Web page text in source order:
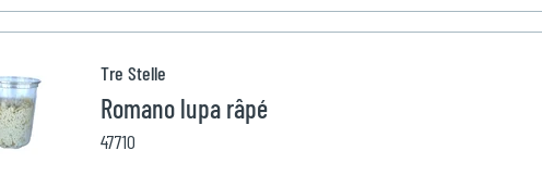
Tre Stelle
Romano lupa râpé
47710